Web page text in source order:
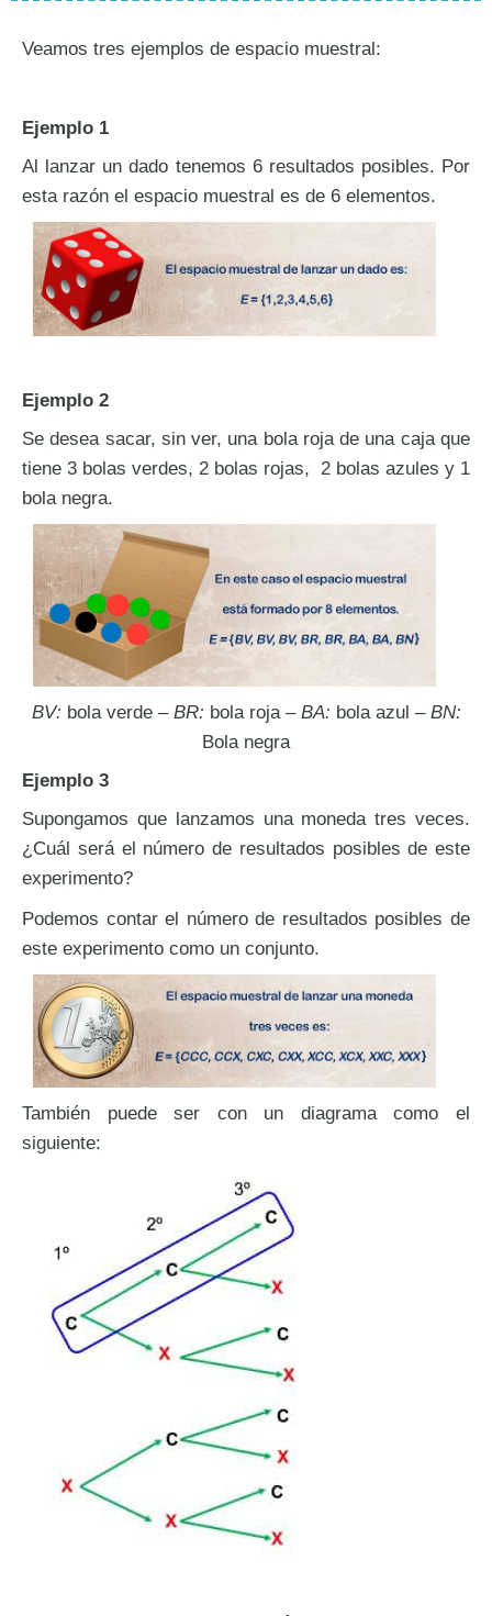
Veamos tres ejemplos de espacio muestral:
Ejemplo 1
Al lanzar un dado tenemos 6 resultados posibles. Por
esta razón el espacio muestral es de 6 elementos.
Ejemplo 2
Se desea sacar, sin ver, una bola roja de una caja que
tiene 3 bolas verdes, 2 bolas rojas, 2 bolas azules y 1
bola negra.
BV: bola verde – BR: bola roja – BA: bola azul – BN:
Bola negra
Ejemplo 3
Supongamos que lanzamos una moneda tres veces.
¿Cuál será el número de resultados posibles de este
experimento?
Podemos contar el número de resultados posibles de
este experimento como un conjunto.
También puede ser con un diagrama como el
siguiente: